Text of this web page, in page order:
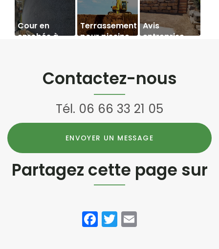
Cour en
enrobés à
Terrassement
pour piscine
Avis
entreprise
sur-Saône
Contactez-nous
Tél. 06 66 33 21 05
ENVOYER UN MESSAGE
Partagez cette page sur
Facebook
Twitter